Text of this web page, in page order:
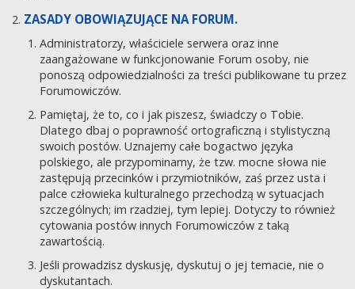
ZASADY OBOWIĄZUJĄCE NA FORUM.
Administratorzy, właściciele serwera oraz inne
zaangażowane w funkcjonowanie Forum osoby, nie
ponoszą odpowiedzialności za treści publikowane tu przez
Forumowiczów.
Pamiętaj, że to, co i jak piszesz, świadczy o Tobie.
Dlatego dbaj o poprawność ortograficzną i stylistyczną
swoich postów. Uznajemy całe bogactwo języka
polskiego, ale przypominamy, że tzw. mocne słowa nie
zastępują przecinków i przymiotników, zaś przez usta i
palce człowieka kulturalnego przechodzą w sytuacjach
szczególnych; im rzadziej, tym lepiej. Dotyczy to również
cytowania postów innych Forumowiczów z taką
zawartością.
Jeśli prowadzisz dyskusję, dyskutuj o jej temacie, nie o
dyskutantach.